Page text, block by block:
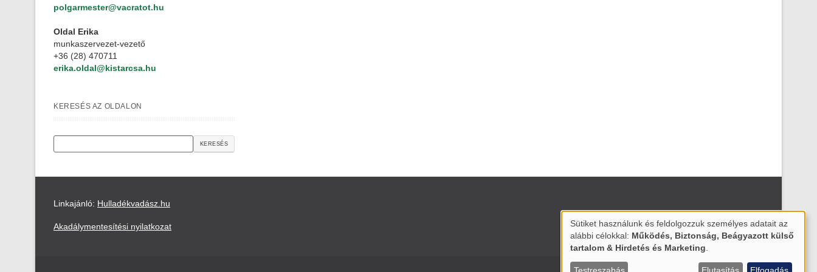
polgarmester@vacratot.hu
Oldal Erika
munkaszervezet-vezető
+36 (28) 470711
erika.oldal@kistarcsa.hu
KERESÉS AZ OLDALON
Linkajánló: Hulladékvadász.hu
Akadálymentesítési nyilatkozat
USE
OF
PERSONAL
Sütiket használunk és feldolgozzuk személyes adatait az
alábbi célokkal: Működés, Biztonság, Beágyazott külső
tartalom & Hirdetés és Marketing